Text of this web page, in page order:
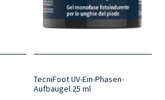
TecniFoot UV-Ein-Phasen-
Aufbaugel 25 ml